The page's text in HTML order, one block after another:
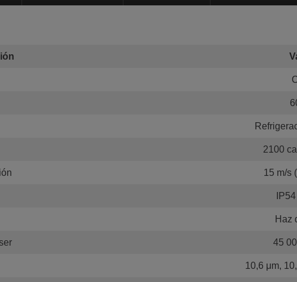
2100
15 m/s
Haz
45
10,6 μm,